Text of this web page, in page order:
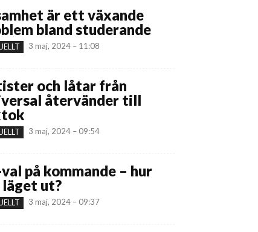
är ett växande
bland studerande
3 maj, 2024 – 11:08
och låtar från
återvänder till
3 maj, 2024 – 09:54
val på kommande – hur
läget ut?
3 maj, 2024 – 09:37